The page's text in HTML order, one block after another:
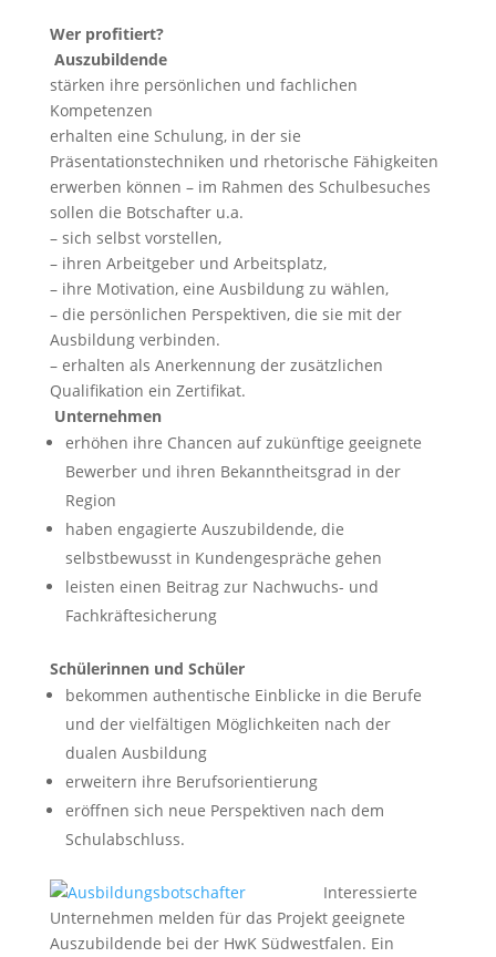
Wer profitiert?
Auszubildende
stärken ihre persönlichen und fachlichen
Kompetenzen
erhalten eine Schulung, in der sie
Präsentationstechniken und rhetorische Fähigkeiten
erwerben können – im Rahmen des Schulbesuches
sollen die Botschafter u.a.
– sich selbst vorstellen,
– ihren Arbeitgeber und Arbeitsplatz,
– ihre Motivation, eine Ausbildung zu wählen,
– die persönlichen Perspektiven, die sie mit der
Ausbildung verbinden.
– erhalten als Anerkennung der zusätzlichen
Qualifikation ein Zertifikat.
Unternehmen
erhöhen ihre Chancen auf zukünftige geeignete
Bewerber und ihren Bekanntheitsgrad in der
Region
haben engagierte Auszubildende, die
selbstbewusst in Kundengespräche gehen
leisten einen Beitrag zur Nachwuchs- und
Fachkräftesicherung
Schülerinnen und Schüler
bekommen authentische Einblicke in die Berufe
und der vielfältigen Möglichkeiten nach der
dualen Ausbildung
erweitern ihre Berufsorientierung
eröffnen sich neue Perspektiven nach dem
Schulabschluss.
Interessierte
Unternehmen melden für das Projekt geeignete
Auszubildende bei der HwK Südwestfalen. Ein